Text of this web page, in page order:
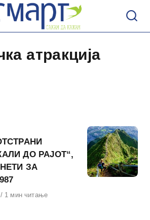
атракција
ДО РАЈОТ“,
ЗА
1 мин читање